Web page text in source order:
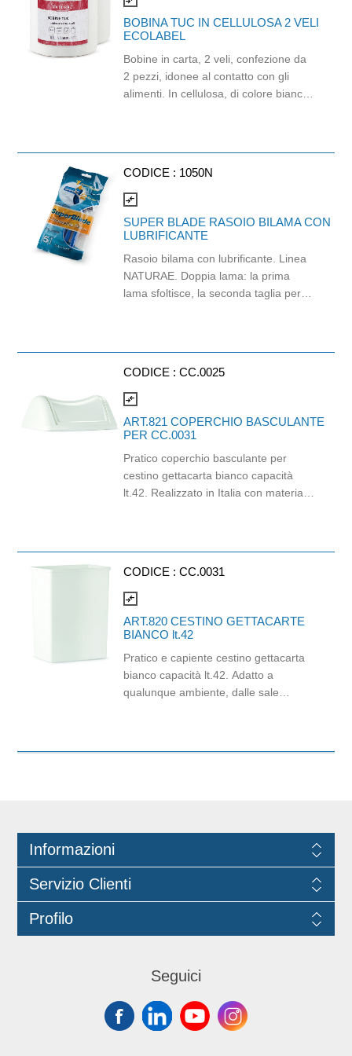
BOBINA TUC IN CELLULOSA 2 VELI
ECOLABEL
Bobine in carta, 2 veli, confezione da
2 pezzi, idonee al contatto con gli
alimenti. In cellulosa, di colore bianco
CODICE : 1050N
compare_arrows
SUPER BLADE RASOIO BILAMA CON
LUBRIFICANTE
Rasoio bilama con lubrificante. Linea
NATURAE. Doppia lama: la prima
lama sfoltisce, la seconda taglia per
Blade ha il bordo ricurvo ed una
ergonomica dentatura. La sua forma
infatti assicura una rasatura
confortevole e dalla maggiore durata,
CODICE : CC.0025
compare_arrows
ART.821 COPERCHIO BASCULANTE
PER CC.0031
Pratico coperchio basculante per
cestino gettacarta bianco capacità
lt.42. Realizzato in Italia con materiali
CODICE : CC.0031
compare_arrows
ART.820 CESTINO GETTACARTE
BIANCO lt.42
Pratico e capiente cestino gettacarta
bianco capacità lt.42. Adatto a
qualunque ambiente, dalle sale
Informazioni
Servizio Clienti
Profilo
Seguici